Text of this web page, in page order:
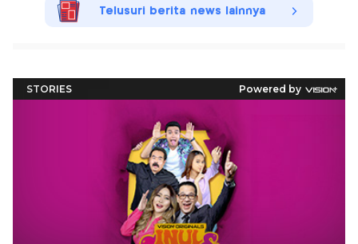
Telusuri berita news lainnya